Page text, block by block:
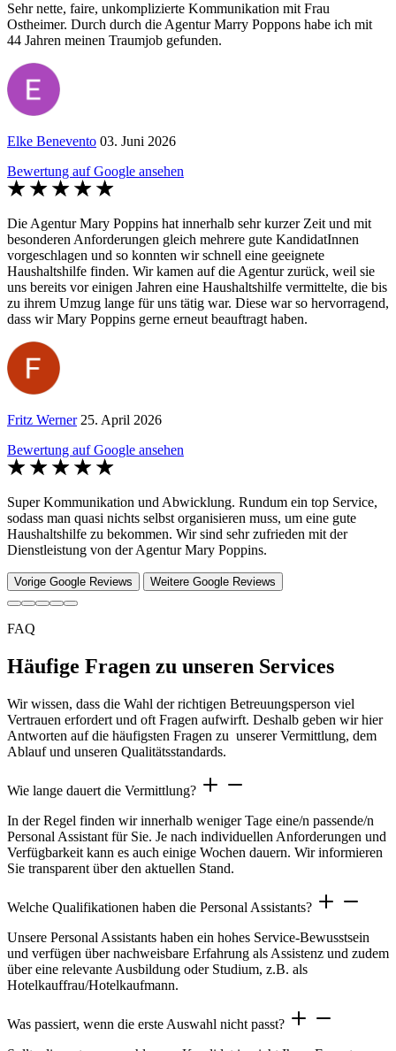
Sehr nette, faire, unkomplizierte Kommunikation mit Frau
Ostheimer. Durch durch die Agentur Marry Poppons habe ich mit
44 Jahren meinen Traumjob gefunden.
Elke Benevento 03. Juni 2026
Bewertung auf Google ansehen
Die Agentur Mary Poppins hat innerhalb sehr kurzer Zeit und mit
besonderen Anforderungen gleich mehrere gute KandidatInnen
vorgeschlagen und so konnten wir schnell eine geeignete
Haushaltshilfe finden. Wir kamen auf die Agentur zurück, weil sie
uns bereits vor einigen Jahren eine Haushaltshilfe vermittelte, die bis
zu ihrem Umzug lange für uns tätig war. Diese war so hervorragend,
dass wir Mary Poppins gerne erneut beauftragt haben.
Fritz Werner 25. April 2026
Bewertung auf Google ansehen
Super Kommunikation und Abwicklung. Rundum ein top Service,
sodass man quasi nichts selbst organisieren muss, um eine gute
Haushaltshilfe zu bekommen. Wir sind sehr zufrieden mit der
Dienstleistung von der Agentur Mary Poppins.
Vorige Google Reviews Weitere Google Reviews
FAQ
Häufige Fragen zu unseren Services
Wir wissen, dass die Wahl der richtigen Betreuungsperson viel
Vertrauen erfordert und oft Fragen aufwirft. Deshalb geben wir hier
Antworten auf die häufigsten Fragen zu unserer Vermittlung, dem
Ablauf und unseren Qualitätsstandards.
Wie lange dauert die Vermittlung?
In der Regel finden wir innerhalb weniger Tage eine/n passende/n
Personal Assistant für Sie. Je nach individuellen Anforderungen und
Verfügbarkeit kann es auch einige Wochen dauern. Wir informieren
Sie transparent über den aktuellen Stand.
Welche Qualifikationen haben die Personal Assistants?
Unsere Personal Assistants haben ein hohes Service-Bewusstsein
und verfügen über nachweisbare Erfahrung als Assistenz und zudem
über eine relevante Ausbildung oder Studium, z.B. als
Hotelkauffrau/Hotelkaufmann.
Was passiert, wenn die erste Auswahl nicht passt?